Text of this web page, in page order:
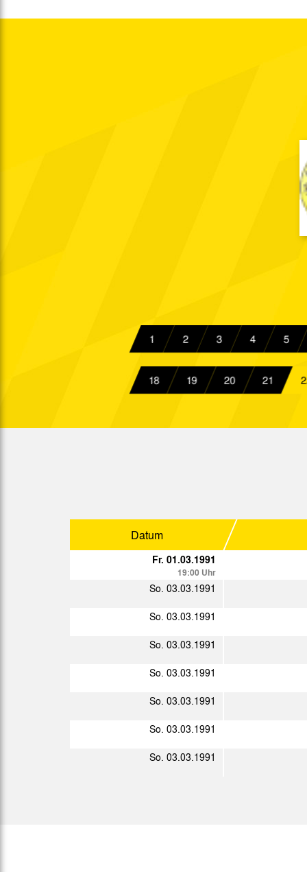
Sa. 27.10.1990
Di. 06.11.1990
Fr. 30.11.1990
19:15 Uhr
So. 09.12.1990
15:00 Uhr
So. 16.12.1990
15:00 Uhr
1 2 3 4 5
18 19 20 21
Datum
Fr. 01.03.1991
19:00 Uhr
So. 03.03.1991
So. 03.03.1991
So. 03.03.1991
So. 03.03.1991
So. 03.03.1991
So. 03.03.1991
So. 03.03.1991